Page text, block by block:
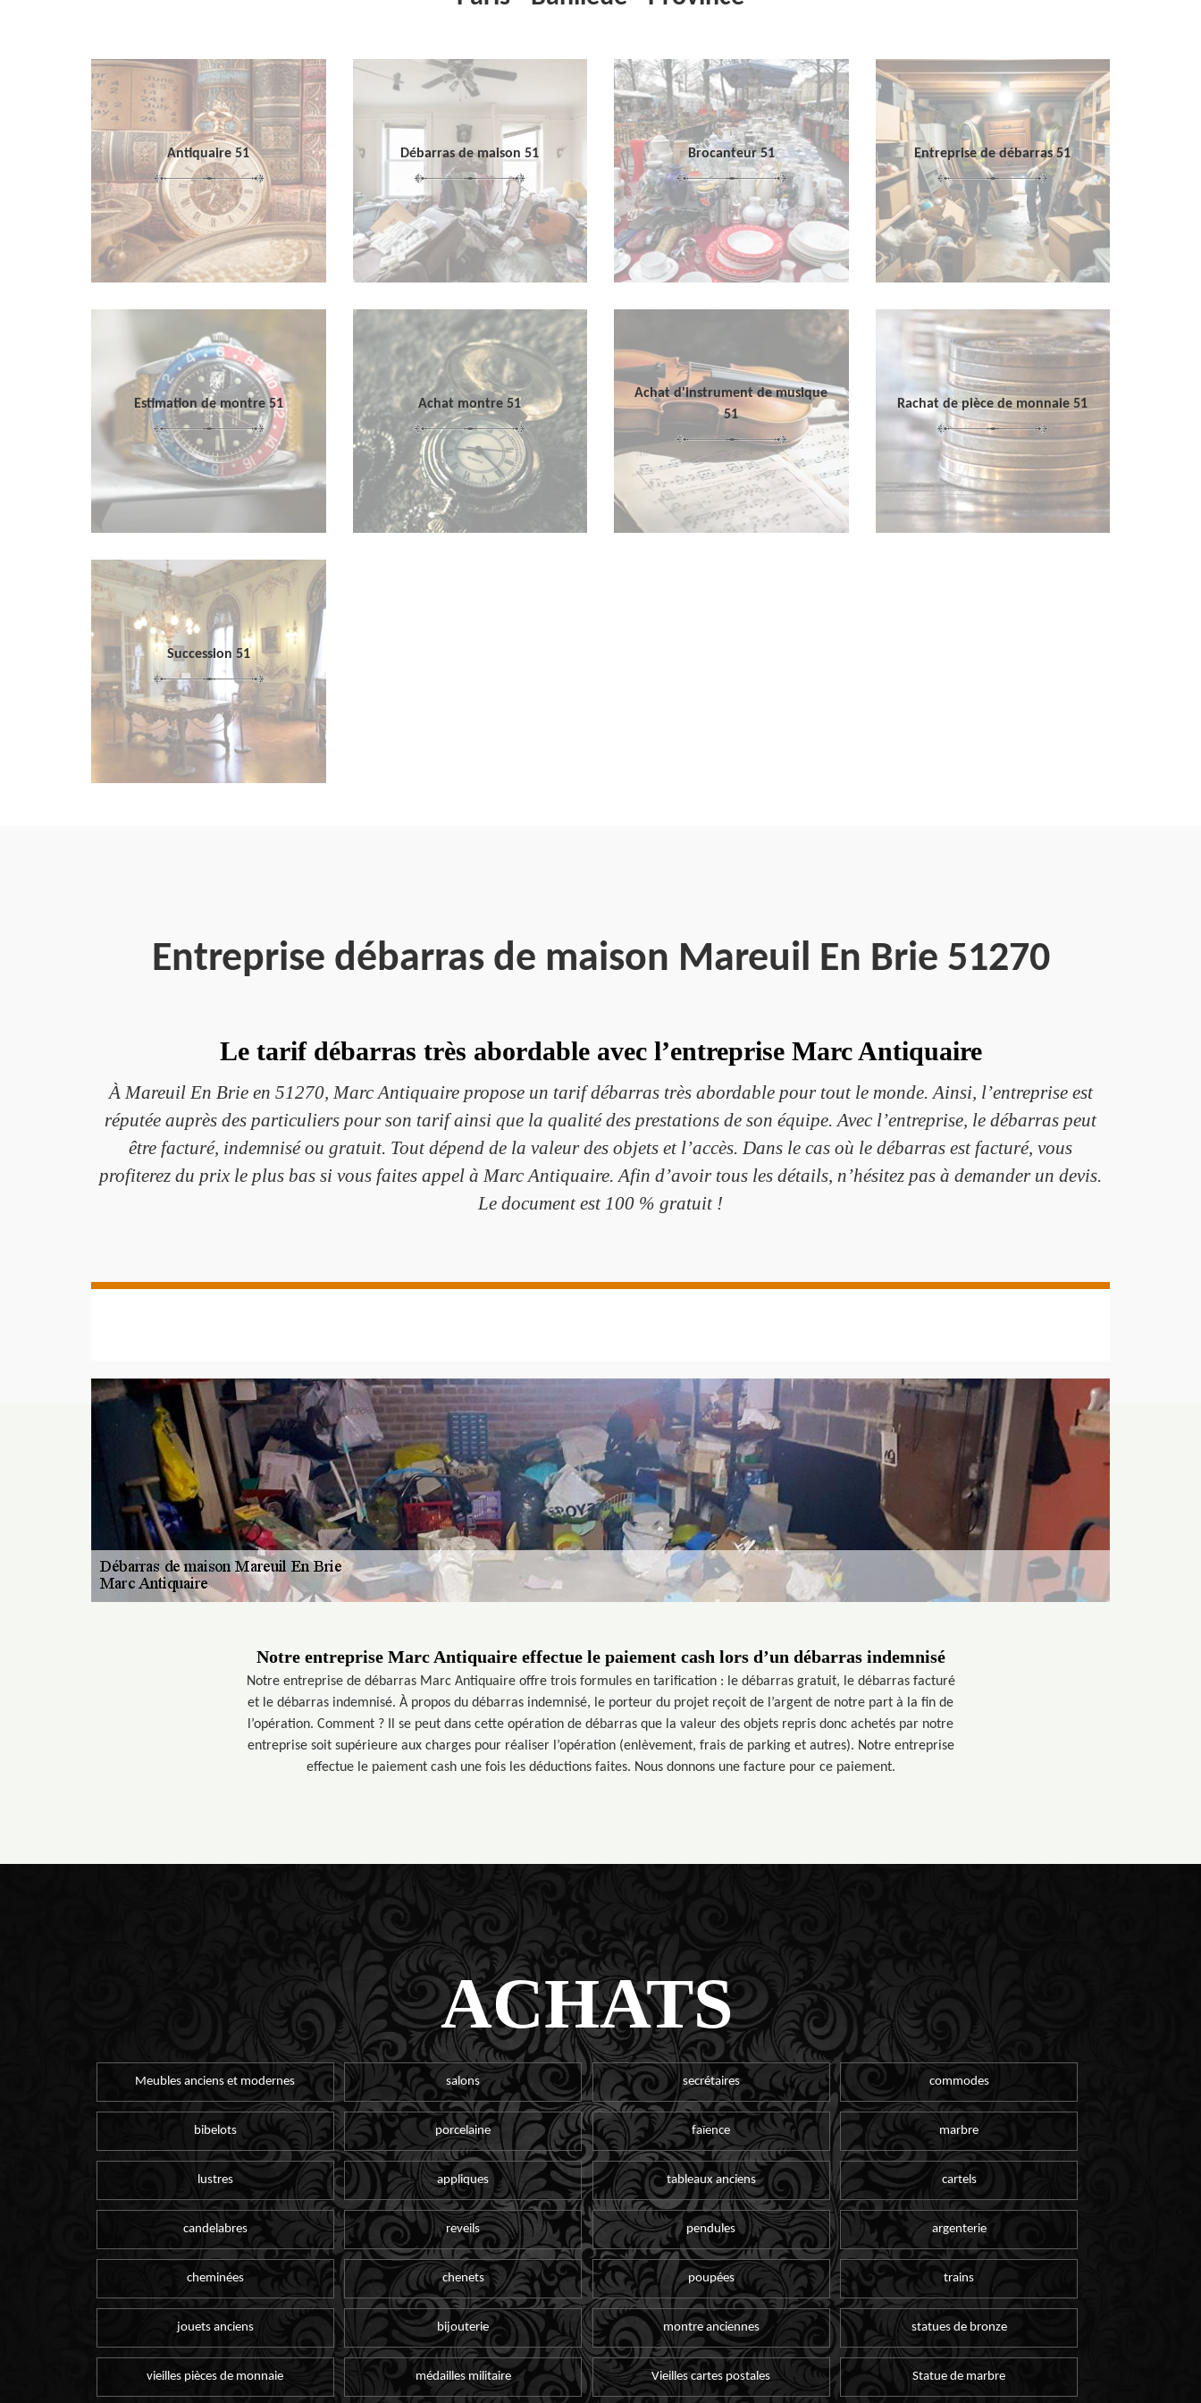
Antiquaire 51 Débarras de maison 51 Brocanteur 51 Entreprise de débarras 51
Estimation de montre 51 Achat montre 51
Achat d'instrument de musique
51
Rachat de pièce de monnaie 51
Succession 51
Entreprise débarras de maison Mareuil En Brie 51270
Le tarif débarras très abordable avec l’entreprise Marc Antiquaire
À Mareuil En Brie en 51270, Marc Antiquaire propose un tarif débarras très abordable pour tout le monde. Ainsi, l’entreprise est
réputée auprès des particuliers pour son tarif ainsi que la qualité des prestations de son équipe. Avec l’entreprise, le débarras peut
être facturé, indemnisé ou gratuit. Tout dépend de la valeur des objets et l’accès. Dans le cas où le débarras est facturé, vous
profiterez du prix le plus bas si vous faites appel à Marc Antiquaire. Afin d’avoir tous les détails, n’hésitez pas à demander un devis.
Le document est 100 % gratuit !
Notre entreprise Marc Antiquaire effectue le paiement cash lors d’un débarras indemnisé
Notre entreprise de débarras Marc Antiquaire offre trois formules en tarification : le débarras gratuit, le débarras facturé
et le débarras indemnisé. À propos du débarras indemnisé, le porteur du projet reçoit de l’argent de notre part à la fin de
l’opération. Comment ? Il se peut dans cette opération de débarras que la valeur des objets repris donc achetés par notre
entreprise soit supérieure aux charges pour réaliser l’opération (enlèvement, frais de parking et autres). Notre entreprise
effectue le paiement cash une fois les déductions faites. Nous donnons une facture pour ce paiement.
ACHATS
Meubles anciens et modernes salons secrétaires commodes
bibelots porcelaine faïence marbre
lustres appliques tableaux anciens cartels
candelabres reveils pendules argenterie
cheminées chenets poupées trains
jouets anciens bijouterie montre anciennes statues de bronze
vieilles pièces de monnaie médailles militaire Vieilles cartes postales Statue de marbre